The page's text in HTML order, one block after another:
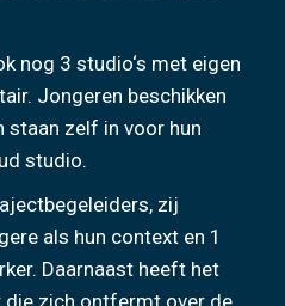
nog 3 studio‘s met eigen
Jongeren beschikken
staan zelf in voor hun
studio.
zij
als hun context en 1
Daarnaast heeft het
zich ontfermt over de